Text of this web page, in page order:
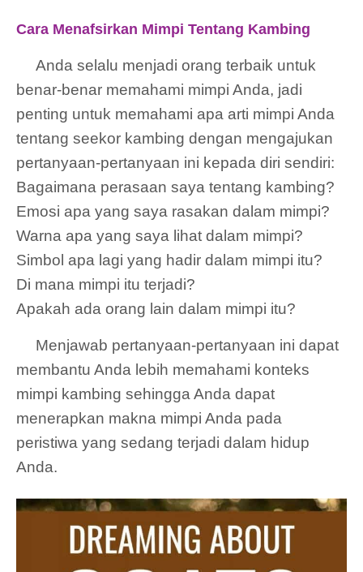
Cara Menafsirkan Mimpi Tentang Kambing
Anda selalu menjadi orang terbaik untuk
benar-benar memahami mimpi Anda, jadi
penting untuk memahami apa arti mimpi Anda
tentang seekor kambing dengan mengajukan
pertanyaan-pertanyaan ini kepada diri sendiri:
Bagaimana perasaan saya tentang kambing?
Emosi apa yang saya rasakan dalam mimpi?
Warna apa yang saya lihat dalam mimpi?
Simbol apa lagi yang hadir dalam mimpi itu?
Di mana mimpi itu terjadi?
Apakah ada orang lain dalam mimpi itu?
Menjawab pertanyaan-pertanyaan ini dapat
membantu Anda lebih memahami konteks
mimpi kambing sehingga Anda dapat
menerapkan makna mimpi Anda pada
peristiwa yang sedang terjadi dalam hidup
Anda.